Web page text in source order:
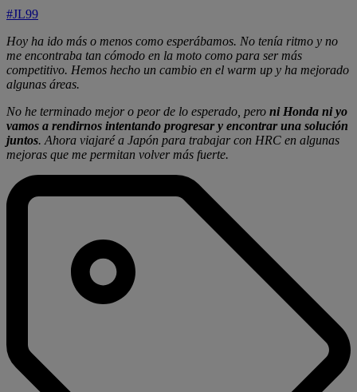
#JL99
Hoy ha ido más o menos como esperábamos. No tenía ritmo y no
me encontraba tan cómodo en la moto como para ser más
competitivo. Hemos hecho un cambio en el warm up y ha mejorado
algunas áreas.
No he terminado mejor o peor de lo esperado, pero ni Honda ni yo
vamos a rendirnos intentando progresar y encontrar una solución
juntos. Ahora viajaré a Japón para trabajar con HRC en algunas
mejoras que me permitan volver más fuerte.